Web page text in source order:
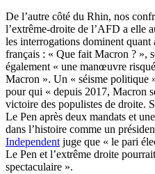
De l’autre côté du Rhin, nos
l’extrême-droite de l’AFD a elle
les interrogations dominent quant
français : « Que fait Macron ? »,
également « une manœuvre
Macron ». Un « séisme politique
pour qui « depuis 2017, Macron
victoire des populistes de droite.
Le Pen après deux mandats et
dans l’histoire comme un
Independent juge que « le pari
Le Pen et l’extrême droite
spectaculaire ».